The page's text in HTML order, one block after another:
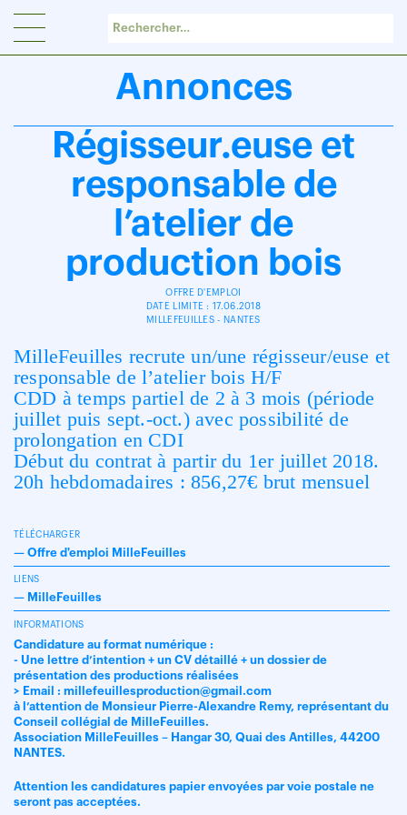
Annonces
Régisseur.euse et
responsable de
l’atelier de
production bois
OFFRE D'EMPLOI
DATE LIMITE : 17.06.2018
MILLEFEUILLES - NANTES
MilleFeuilles recrute un/une régisseur/euse et
responsable de l’atelier bois H/F
CDD à temps partiel de 2 à 3 mois (période
juillet puis sept.-oct.) avec possibilité de
prolongation en CDI
Début du contrat à partir du 1er juillet 2018.
20h hebdomadaires : 856,27€ brut mensuel
TÉLÉCHARGER
— Offre d'emploi MilleFeuilles
LIENS
— MilleFeuilles
INFORMATIONS
Candidature au format numérique :
- Une lettre d’intention + un CV détaillé + un dossier de
présentation des productions réalisées
> Email : millefeuillesproduction@gmail.com
à l’attention de Monsieur Pierre-Alexandre Remy, représentant du
Conseil collégial de MilleFeuilles.
Association MilleFeuilles – Hangar 30, Quai des Antilles, 44200
NANTES.
Attention les candidatures papier envoyées par voie postale ne
seront pas acceptées.